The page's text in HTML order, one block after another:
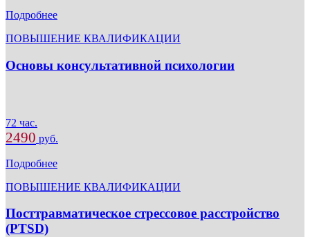
Подробнее
ПОВЫШЕНИЕ КВАЛИФИКАЦИИ
Основы консультативной психологии
72 час.
2490 руб.
Подробнее
ПОВЫШЕНИЕ КВАЛИФИКАЦИИ
Посттравматическое стрессовое расстройство
(PTSD)